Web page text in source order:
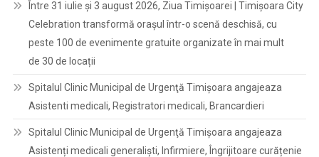
Între 31 iulie și 3 august 2026, Ziua Timișoarei | Timișoara City
Celebration transformă orașul într-o scenă deschisă, cu
peste 100 de evenimente gratuite organizate în mai mult
de 30 de locații
Spitalul Clinic Municipal de Urgenţă Timişoara angajeaza
Asistenti medicali, Registratori medicali, Brancardieri
Spitalul Clinic Municipal de Urgenţă Timişoara angajeaza
Asistenți medicali generaliști, Infirmiere, Îngrijitoare curățenie